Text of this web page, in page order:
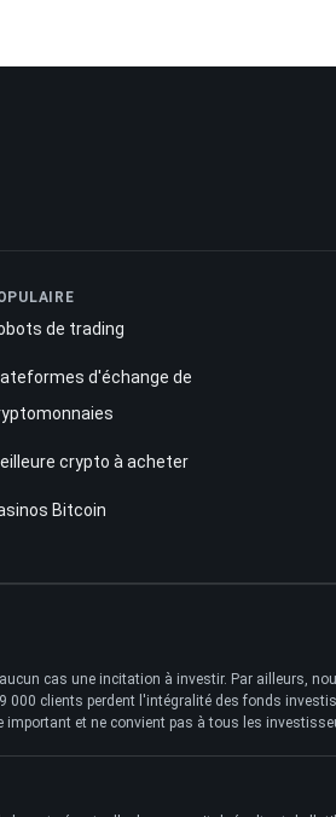
de trading
d'échange de
crypto à acheter
Bitcoin
cas une incitation à investir. Par ailleurs,
000 clients perdent l'intégralité des fonds
important et ne convient pas à tous les